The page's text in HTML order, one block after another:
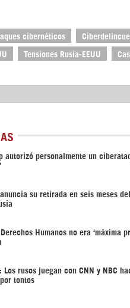
cibernéticos
Tensiones Rusia-EEUU
autorizó personalmente un
anuncia su retirada en seis meses
Derechos Humanos no era ‘máxima
Los rusos juegan con CNN y NBC
tontos